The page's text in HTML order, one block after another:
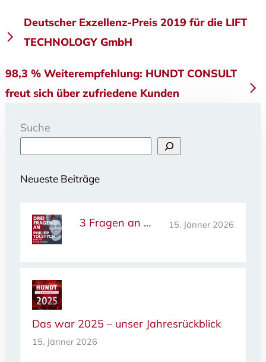
Beitragsnavigation
Deutscher Exzellenz-Preis 2019 für die LIFT
TECHNOLOGY GmbH
98,3 % Weiterempfehlung: HUNDT CONSULT
freut sich über zufriedene Kunden
Suche
Neueste Beiträge
3 Fragen an … 15. Jänner 2026
Das war 2025 – unser Jahresrückblick
15. Jänner 2026